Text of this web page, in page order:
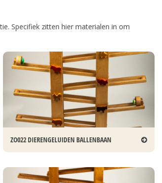
Specifiek zitten hier materialen in om
ZO022 DIERENGELUIDEN BALLENBAAN